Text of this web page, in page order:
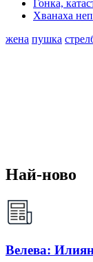
Гонка,
Хванаха
жена пушка
Най-ново
Велева: